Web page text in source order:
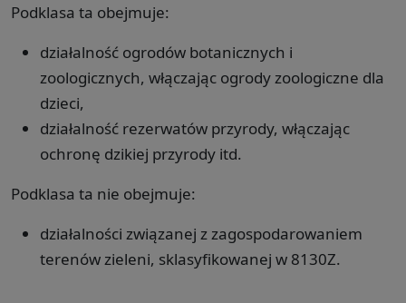
Podklasa ta obejmuje:
działalność ogrodów botanicznych i
zoologicznych, włączając ogrody zoologiczne dla
dzieci,
działalność rezerwatów przyrody, włączając
ochronę dzikiej przyrody itd.
Podklasa ta nie obejmuje:
działalności związanej z zagospodarowaniem
terenów zieleni, sklasyfikowanej w 8130Z.